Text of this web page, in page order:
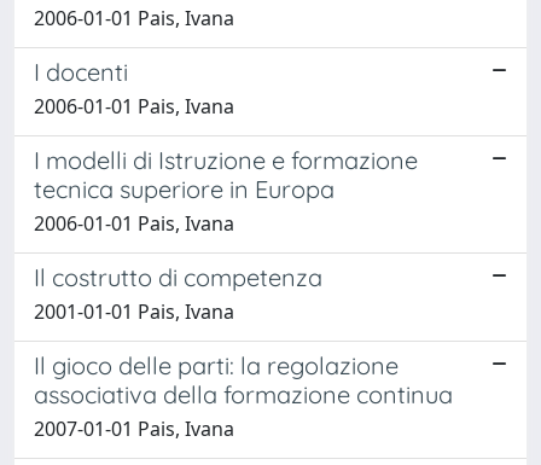
2006-01-01 Pais, Ivana
I docenti
2006-01-01 Pais, Ivana
I modelli di Istruzione e formazione
tecnica superiore in Europa
2006-01-01 Pais, Ivana
Il costrutto di competenza
2001-01-01 Pais, Ivana
Il gioco delle parti: la regolazione
associativa della formazione continua
2007-01-01 Pais, Ivana